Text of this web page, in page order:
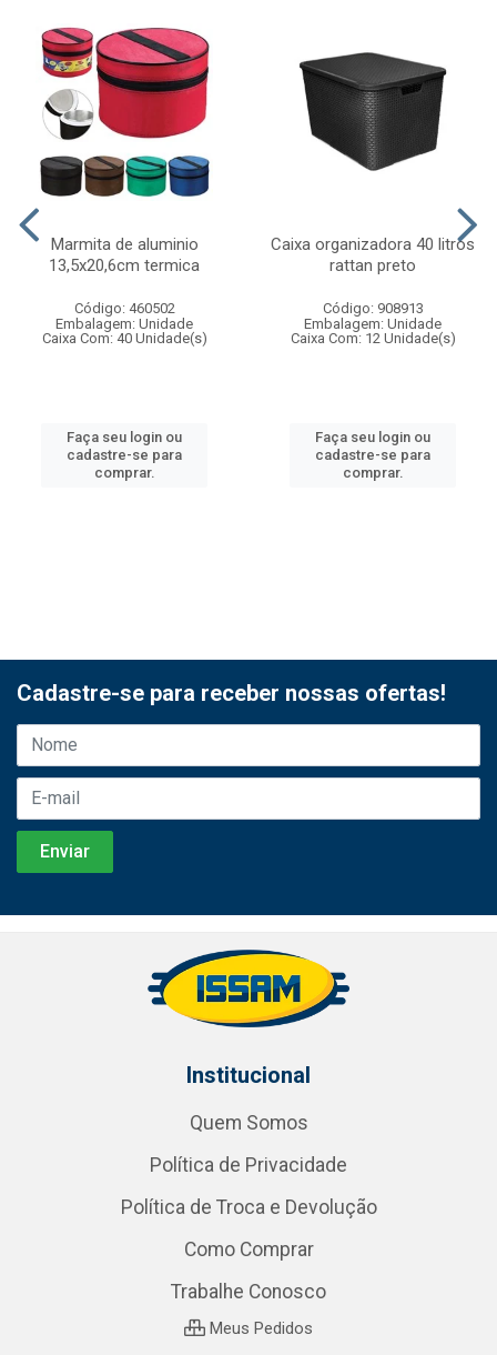
Marmita de aluminio
13,5x20,6cm termica
Código: 460502
Embalagem: Unidade
Caixa Com: 40 Unidade(s)
Faça seu login ou
cadastre-se para
comprar.
Caixa organizadora 40 litros
rattan preto
Código: 908913
Embalagem: Unidade
Caixa Com: 12 Unidade(s)
Faça seu login ou
cadastre-se para
comprar.
Cadastre-se para receber nossas ofertas!
Institucional
Quem Somos
Política de Privacidade
Política de Troca e Devolução
Como Comprar
Trabalhe Conosco
Meus Pedidos